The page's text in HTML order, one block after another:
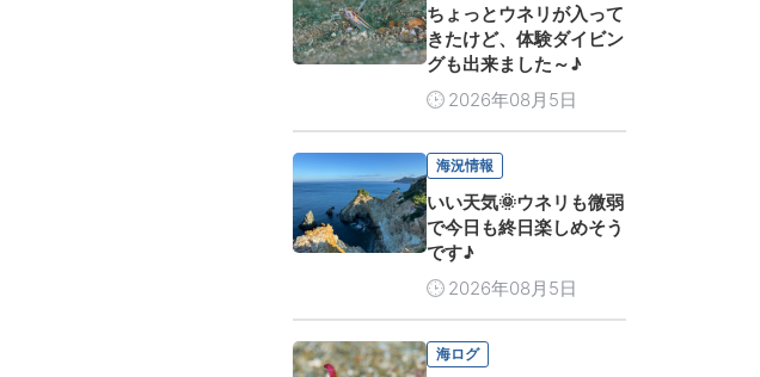
ちょっとウネリが入って
きたけど、体験ダイビン
グも出来ました～♪
2026年08月5日
海況情報
いい天気🌞ウネリも微弱
で今日も終日楽しめそう
です♪
2026年08月5日
海ログ